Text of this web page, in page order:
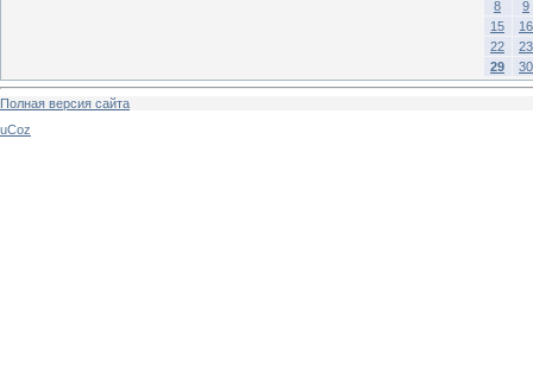
8
9
15
16
22
23
29
30
Полная версия сайта
uCoz